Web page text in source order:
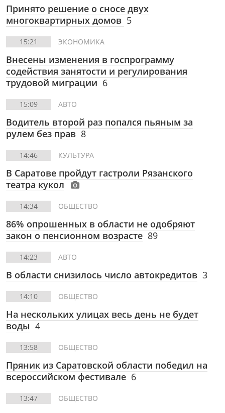
Принято решение о сносе двух
многоквартирных домов 5
15:21 ЭКОНОМИКА
Внесены изменения в госпрограмму
содействия занятости и регулирования
трудовой миграции 6
15:09 АВТО
Водитель второй раз попался пьяным за
рулем без прав 8
14:46 КУЛЬТУРА
В Саратове пройдут гастроли Рязанского
театра кукол
14:34 ОБЩЕСТВО
86% опрошенных в области не одобряют
закон о пенсионном возрасте 89
14:23 АВТО
В области снизилось число автокредитов 3
14:10 ОБЩЕСТВО
На нескольких улицах весь день не будет
воды 4
13:58 ОБЩЕСТВО
Пряник из Саратовской области победил на
всероссийском фестивале 6
13:47 ОБЩЕСТВО